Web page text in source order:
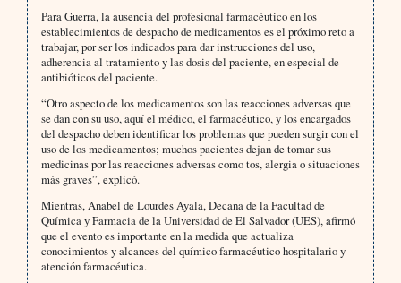
Para Guerra, la ausencia del profesional farmacéutico en los
establecimientos de despacho de medicamentos es el próximo reto a
trabajar, por ser los indicados para dar instrucciones del uso,
adherencia al tratamiento y las dosis del paciente, en especial de
antibióticos del paciente.
“Otro aspecto de los medicamentos son las reacciones adversas que
se dan con su uso, aquí el médico, el farmacéutico, y los encargados
del despacho deben identificar los problemas que pueden surgir con el
uso de los medicamentos; muchos pacientes dejan de tomar sus
medicinas por las reacciones adversas como tos, alergia o situaciones
más graves”, explicó.
Mientras, Anabel de Lourdes Ayala, Decana de la Facultad de
Química y Farmacia de la Universidad de El Salvador (UES), afirmó
que el evento es importante en la medida que actualiza
conocimientos y alcances del químico farmacéutico hospitalario y
atención farmacéutica.